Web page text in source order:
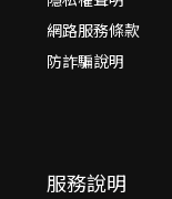
網路服務條款
防詐騙說明
服務說明